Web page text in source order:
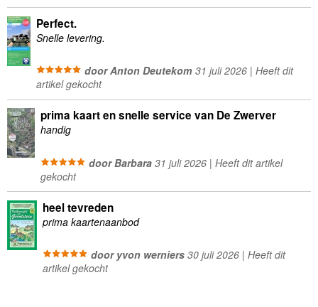
Perfect.
Snelle levering.
door Anton Deutekom31 juli 2026 | Heeft dit
artikel gekocht
prima kaart en snelle service van De Zwerver
handig
door Barbara31 juli 2026 | Heeft dit artikel
gekocht
heel tevreden
prima kaartenaanbod
door yvon werniers30 juli 2026 | Heeft dit
artikel gekocht